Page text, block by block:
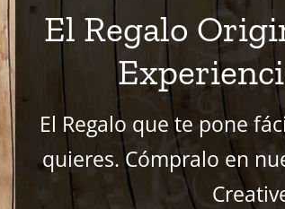
El Regalo
El Regalo que te pone
quieres. Cómpralo en